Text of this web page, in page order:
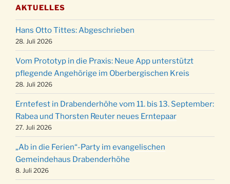
11.12.
Puer-Natus weihnachtliches Brauchtum am
Robert-Gassner-Hof um 17:00 Uhr
19.12.
Kinderbibeltag im Ev. Gemeindehaus von 10-
12 Uhr
20.12.
Weihnachts-Konzert des Honterus Chors in
der Kirche um 17:00 Uhr
24.12.
Familiengottesdienst mit Krippenspiel im Ev.
Gemeindehaus um 15:00 Uhr
24.12. Familiengottesdienst in der FeG um 16 Uhr
24.12.
Weihnachtsgottesdienst in der Kirche um
15:00 Uhr
24.12.
Weihnachtsgottesdienst in der Kirche um
18:00 Uhr
AKTUELLES
Hans Otto Tittes: Abgeschrieben
28. Juli 2026
Vom Prototyp in die Praxis: Neue App unterstützt
pflegende Angehörige im Oberbergischen Kreis
28. Juli 2026
Erntefest in Drabenderhöhe vom 11. bis 13. September:
Rabea und Thorsten Reuter neues Erntepaar
27. Juli 2026
„Ab in die Ferien“-Party im evangelischen
Gemeindehaus Drabenderhöhe
8. Juli 2026